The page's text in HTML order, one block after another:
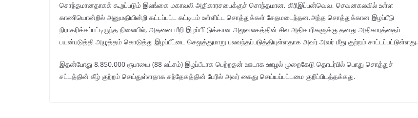
சொந்தமானதாகக் கூறப்படும் இலங்கை மகாவலி அதிகாரசபைக்குச் சொந்தமான, கிரிஇப்பன்வெவ, செவனகலவில் உள்ள
காணியொன்றில் அனுமதியின்றி கட்டப்பட்ட கட்டிடம் உள்ளிட்ட சொத்துக்கள் சேதமடைந்தன.​அந்த சொத்துக்கான இழப்பீடு
நிராகரிக்கப்பட்டிருந்த நிலையில், அதனை மீறி இழப்பீட்டுக்கான அலுவலகத்தின் சில அதிகாரிகளுக்கு தனது அதிகாரத்தைப்
பயன்படுத்தி அழுத்தம் கொடுத்து இழப்பீட்டை செலுத்துமாறு பலவந்தப்படுத்தியுள்ளதாக அவர் அவர் மீது குற்றம் சாட்டப்பட்டுள்ளது.​
இதன்போது 8,850,000 ரூபாயை (88 லட்சம்) இழப்பீடாக பெற்றதன் ஊடாக ஊழல் முறைகேடு தொடர்பில் பொது சொத்துச்
சட்டத்தின் கீழ் குற்றம் செய்துள்ளதாக சந்தேகத்தின் பேரில் அவர் கைது செய்யப்பட்டமை குறிப்பிடத்தக்கது.